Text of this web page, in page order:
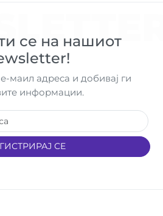
се на нашиот
е-маил адреса и добивај ги
информации.
СЕ